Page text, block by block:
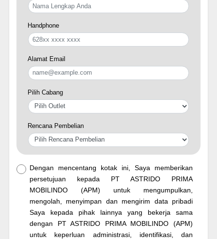
Handphone
Alamat Email
Pilih Cabang
Rencana Pembelian
Dengan mencentang kotak ini, Saya memberikan
persetujuan kepada PT ASTRIDO PRIMA
MOBILINDO (APM) untuk mengumpulkan,
mengolah, menyimpan dan mengirim data pribadi
Saya kepada pihak lainnya yang bekerja sama
dengan PT ASTRIDO PRIMA MOBILINDO (APM)
untuk keperluan administrasi, identifikasi, dan